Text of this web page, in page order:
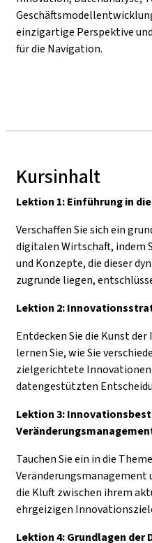
einzigartige Perspektive
für die Navigation.
Kursinhalt
Lektion 1: Einführung in
Verschaffen Sie sich ein
digitalen Wirtschaft, indem
und Konzepte, die dieser
zugrunde liegen,
Lektion 2:
Entdecken Sie die Kunst
lernen Sie, wie Sie
zielgerichtete Innovationen
datengestützten
Lektion 3:
Tauchen Sie ein in die
Veränderungsmanagement
die Kluft zwischen ihrem
ehrgeizigen
Lektion 4: Grundlagen der